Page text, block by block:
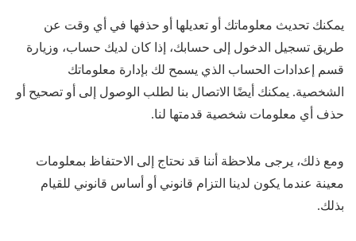
يمكنك تحديث معلوماتك أو تعديلها أو حذفها في أي وقت عن
طريق تسجيل الدخول إلى حسابك، إذا كان لديك حساب، وزيارة
قسم إعدادات الحساب الذي يسمح لك بإدارة معلوماتك
الشخصية. يمكنك أيضًا الاتصال بنا لطلب الوصول إلى أو تصحيح أو
حذف أي معلومات شخصية قدمتها لنا.
ومع ذلك، يرجى ملاحظة أننا قد نحتاج إلى الاحتفاظ بمعلومات
معينة عندما يكون لدينا التزام قانوني أو أساس قانوني للقيام
بذلك.